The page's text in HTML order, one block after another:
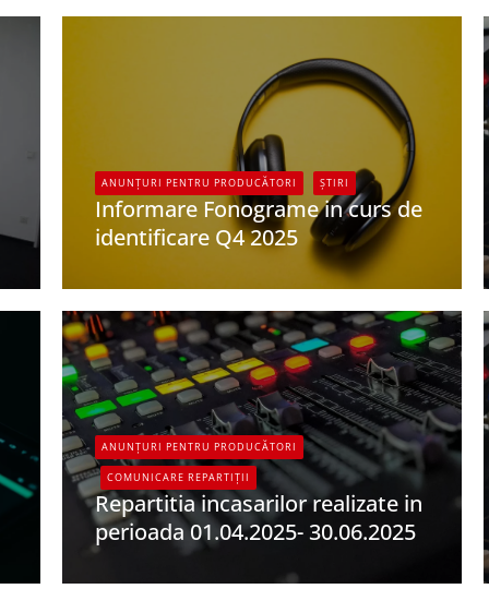
ANUNȚURI PENTRU PRODUCĂTORI ȘTIRI
Informare Fonograme in curs de
identificare Q4 2025
ANUNȚURI PENTRU PRODUCĂTORI
COMUNICARE REPARTIȚII
Repartitia incasarilor realizate in
perioada 01.04.2025- 30.06.2025